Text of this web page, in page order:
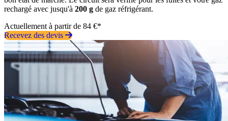
rechargé avec jusqu'à 200 g de gaz réfrigérant.
Actuellement à partir de 84 €*
Recevez des devis